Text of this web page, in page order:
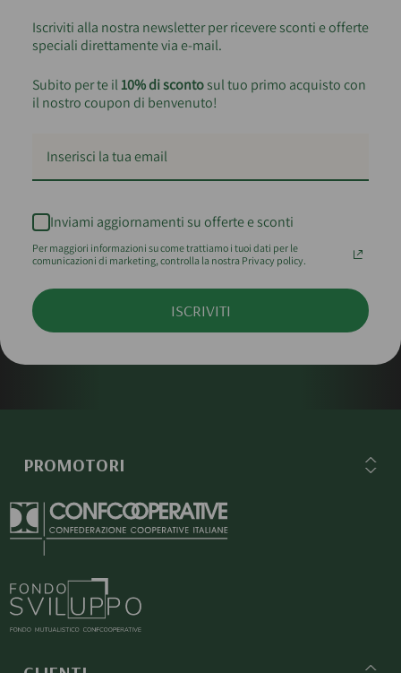
Iscriviti alla nostra newsletter per ricevere sconti e offerte
speciali direttamente via e-mail.
Subito per te il10% di scontosul tuo primo acquisto con
il nostro coupon di benvenuto!
Inviami aggiornamenti su offerte e sconti
Per maggiori informazioni su come trattiamo i tuoi dati per le
comunicazioni di marketing, controlla la nostra Privacy policy.
ISCRIVITI
PROMOTORI